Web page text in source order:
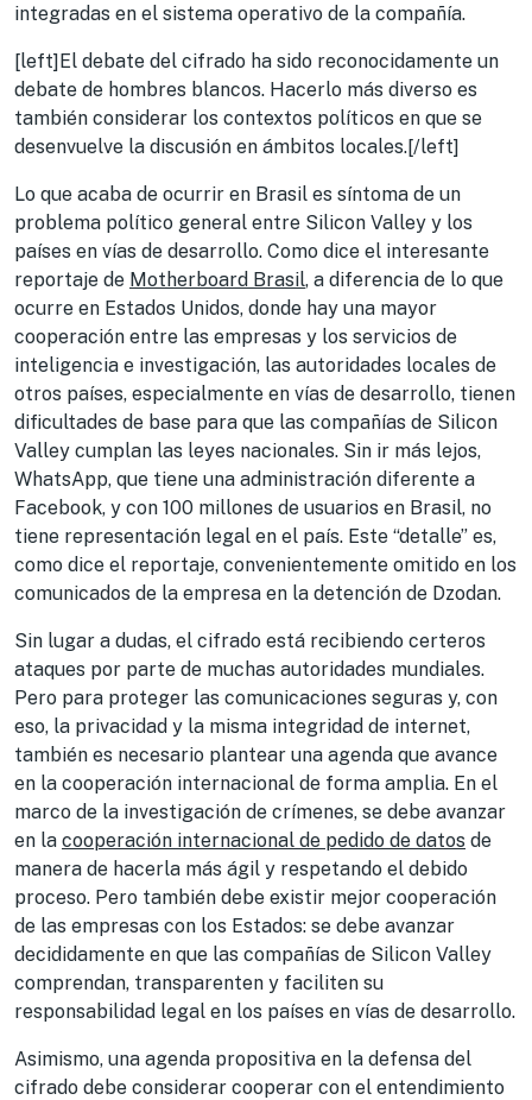
integradas en el sistema operativo de la compañía.
[left]El debate del cifrado ha sido reconocidamente un
debate de hombres blancos. Hacerlo más diverso es
también considerar los contextos políticos en que se
desenvuelve la discusión en ámbitos locales.[/left]
Lo que acaba de ocurrir en Brasil es síntoma de un
problema político general entre Silicon Valley y los
países en vías de desarrollo. Como dice el interesante
reportaje de Motherboard Brasil, a diferencia de lo que
ocurre en Estados Unidos, donde hay una mayor
cooperación entre las empresas y los servicios de
inteligencia e investigación, las autoridades locales de
otros países, especialmente en vías de desarrollo, tienen
dificultades de base para que las compañías de Silicon
Valley cumplan las leyes nacionales. Sin ir más lejos,
WhatsApp, que tiene una administración diferente a
Facebook, y con 100 millones de usuarios en Brasil, no
tiene representación legal en el país. Este “detalle” es,
como dice el reportaje, convenientemente omitido en los
comunicados de la empresa en la detención de Dzodan.
Sin lugar a dudas, el cifrado está recibiendo certeros
ataques por parte de muchas autoridades mundiales.
Pero para proteger las comunicaciones seguras y, con
eso, la privacidad y la misma integridad de internet,
también es necesario plantear una agenda que avance
en la cooperación internacional de forma amplia. En el
marco de la investigación de crímenes, se debe avanzar
en la cooperación internacional de pedido de datos de
manera de hacerla más ágil y respetando el debido
proceso. Pero también debe existir mejor cooperación
de las empresas con los Estados: se debe avanzar
decididamente en que las compañías de Silicon Valley
comprendan, transparenten y faciliten su
responsabilidad legal en los países en vías de desarrollo.
Asimismo, una agenda propositiva en la defensa del
cifrado debe considerar cooperar con el entendimiento